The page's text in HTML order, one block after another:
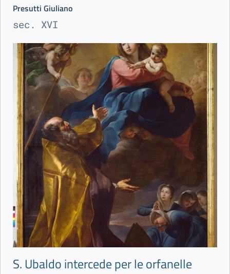
Presutti Giuliano
sec. XVI
S. Ubaldo intercede per le orfanelle